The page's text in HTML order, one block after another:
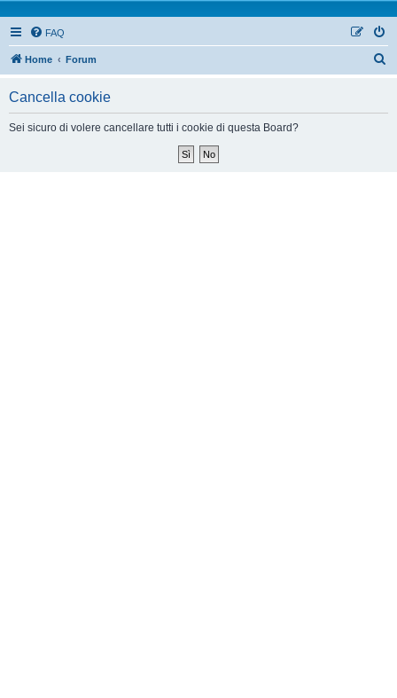
FAQ
Home Forum
Cancella cookie
Sei sicuro di volere cancellare tutti i cookie di questa Board?